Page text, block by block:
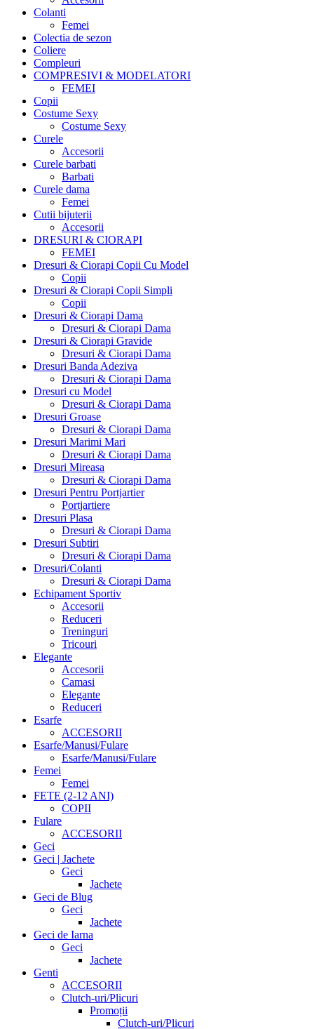
Colanti
Femei
Colectia de sezon
Coliere
Compleuri
COMPRESIVI & MODELATORI
FEMEI
Copii
Costume Sexy
Costume Sexy
Curele
Accesorii
Curele barbati
Barbati
Curele dama
Femei
Cutii bijuterii
Accesorii
DRESURI & CIORAPI
FEMEI
Dresuri & Ciorapi Copii Cu Model
Copii
Dresuri & Ciorapi Copii Simpli
Copii
Dresuri & Ciorapi Dama
Dresuri & Ciorapi Dama
Dresuri & Ciorapi Gravide
Dresuri & Ciorapi Dama
Dresuri Banda Adeziva
Dresuri & Ciorapi Dama
Dresuri cu Model
Dresuri & Ciorapi Dama
Dresuri Groase
Dresuri & Ciorapi Dama
Dresuri Marimi Mari
Dresuri & Ciorapi Dama
Dresuri Mireasa
Dresuri & Ciorapi Dama
Dresuri Pentru Portjartier
Portjartiere
Dresuri Plasa
Dresuri & Ciorapi Dama
Dresuri Subtiri
Dresuri & Ciorapi Dama
Dresuri/Colanti
Dresuri & Ciorapi Dama
Echipament Sportiv
Accesorii
Reduceri
Treninguri
Tricouri
Elegante
Accesorii
Camasi
Elegante
Reduceri
Esarfe
ACCESORII
Esarfe/Manusi/Fulare
Esarfe/Manusi/Fulare
Femei
Femei
FETE (2-12 ANI)
COPII
Fulare
ACCESORII
Geci
Geci | Jachete
Geci
Jachete
Geci de Blug
Geci
Jachete
Geci de Iarna
Geci
Jachete
Genti
ACCESORII
Clutch-uri/Plicuri
Promoții
Clutch-uri/Plicuri